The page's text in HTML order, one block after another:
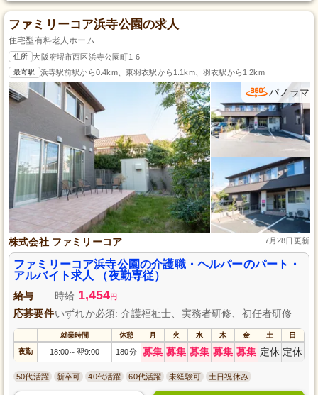
ファミリーコア浜寺公園の求人
住宅型有料老人ホーム
住所 大阪府堺市西区浜寺公園町1-6
最寄駅 浜寺駅前駅から0.4km、東羽衣駅から1.1km、羽衣駅から1.2km
パノラマ
株式会社 ファミリーコア 7月28日更新
ファミリーコア浜寺公園の介護職・ヘルパーのパート・
アルバイト求人 （夜勤専従）
給与 時給 1,454円
応募要件いずれか必須: 介護福祉士、実務者研修、初任者研修
就業時間 休憩 月 火 水 木 金 土 日
夜勤 18:00～ 翌9:00 180分 募集 募集 募集 募集 募集 定休 定休
50代活躍 新卒可 40代活躍 60代活躍 未経験可 土日祝休み